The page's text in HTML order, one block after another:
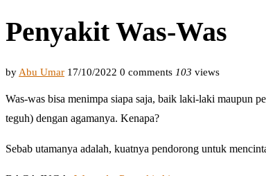
Penyakit Was-Was
by Abu Umar 17/10/2022 0 comments 103 views
Was-was bisa menimpa siapa saja, baik laki-laki maupun
teguh) dengan agamanya. Kenapa?
Sebab utamanya adalah, kuatnya pendorong untuk